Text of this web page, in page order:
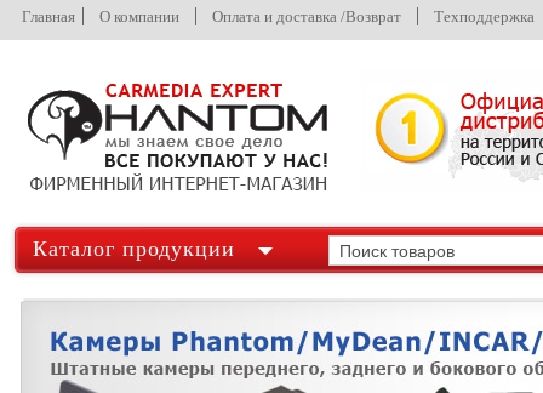
Главная О компании Оплата и доставка /Возврат Техподдержка
Каталог продукции